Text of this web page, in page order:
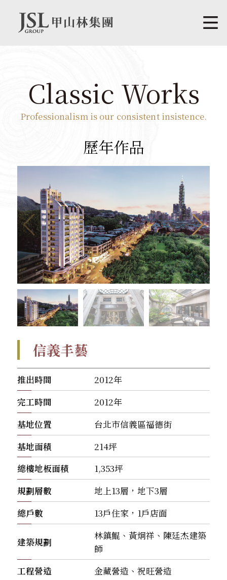
Professionalism is our consistent insistence.
Classic Works
歷年作品
信義丰藝
推出時間
2012年
完工時間
2012年
基地位置
台北市信義區福德街
基地面積
214坪
總樓地板面積
1,353坪
規劃層數
地上13層，地下3層
總戶數
13戶住家，1戶店面
建築規劃
林鎮鯤、黃炯祥、陳廷杰建築
師
工程營造
金藏營造、祝旺營造